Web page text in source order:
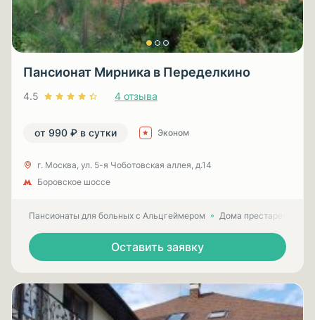
Пансионат Мирника в Переделкино
4.5 4 отзыва
от 990 ₽ в сутки Эконом
г. Москва, ул. 5-я Чоботовская аллея, д.14
Боровское шоссе
Пансионаты для больных с Альцгеймером Дома престарелых
Оставить заявку